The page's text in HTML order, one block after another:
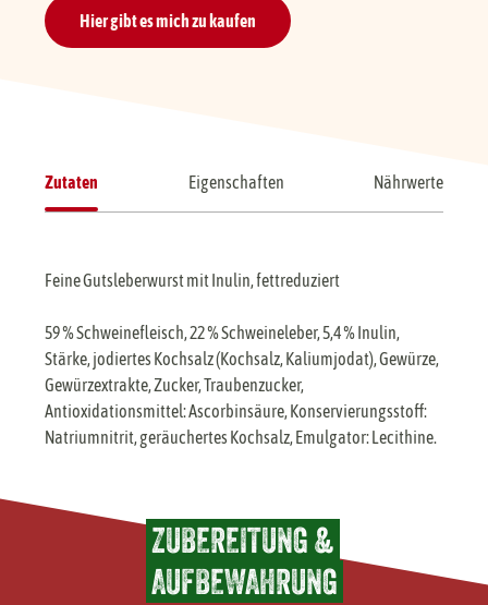
Hier gibt es mich zu kaufen
Zutaten Eigenschaften Nährwerte
Feine Gutsleberwurst mit Inulin, fettreduziert
59 % Schweinefleisch, 22 % Schweineleber, 5,4 % Inulin,
Stärke, jodiertes Kochsalz (Kochsalz, Kaliumjodat), Gewürze,
Gewürzextrakte, Zucker, Traubenzucker,
Antioxidationsmittel: Ascorbinsäure, Konservierungsstoff:
Natriumnitrit, geräuchertes Kochsalz, Emulgator: Lecithine.
ZUBEREITUNG &
AUFBEWAHRUNG